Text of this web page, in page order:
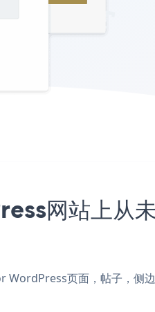
网站上从
页面，帖子，侧